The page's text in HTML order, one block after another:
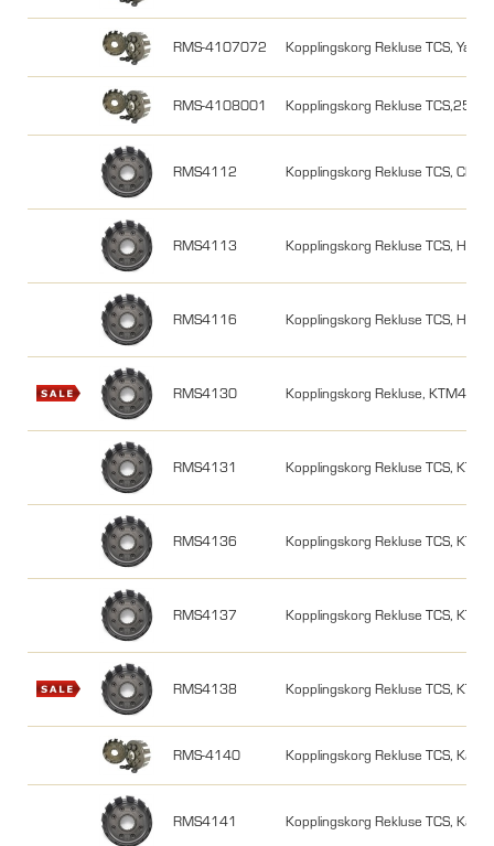
RMS-4107072 Kopplingskorg Rekluse TCS,
RMS-4108001 Kopplingskorg Rekluse
RMS4112 Kopplingskorg Rekluse TCS,
RMS4113 Kopplingskorg Rekluse TCS,
RMS4116 Kopplingskorg Rekluse TCS,
RMS4130 Kopplingskorg Rekluse,
RMS4131 Kopplingskorg Rekluse TCS,
RMS4136 Kopplingskorg Rekluse TCS,
RMS4137 Kopplingskorg Rekluse TCS,
RMS4138 Kopplingskorg Rekluse TCS,
RMS-4140 Kopplingskorg Rekluse TCS,
RMS4141 Kopplingskorg Rekluse TCS,